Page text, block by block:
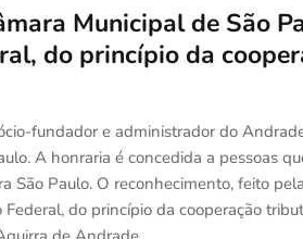
Municipal de São
do princípio da
fundador e administrador do
A honraria é concedida a pessoas
São Paulo. O reconhecimento, feito
do princípio da cooperação